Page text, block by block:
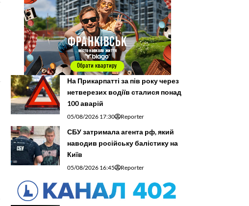
На Прикарпатті за пів року через
нетверезих водіїв сталися понад
100 аварій
05/08/2026 17:30 Reporter
СБУ затримала агента рф, який
наводив російську балістику на
Київ
05/08/2026 16:45 Reporter